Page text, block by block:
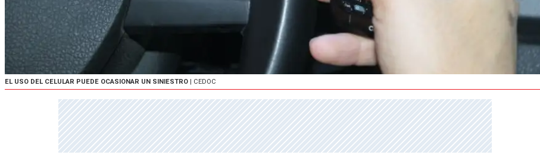
EL USO DEL CELULAR PUEDE OCASIONAR UN SINIESTRO | CEDOC